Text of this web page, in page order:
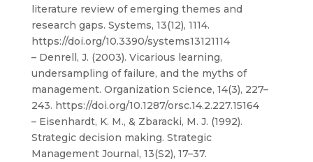
literature review of emerging themes and
research gaps. Systems, 13(12), 1114.
https://doi.org/10.3390/systems13121114
– Denrell, J. (2003). Vicarious learning,
undersampling of failure, and the myths of
management. Organization Science, 14(3), 227–
243. https://doi.org/10.1287/orsc.14.2.227.15164
– Eisenhardt, K. M., & Zbaracki, M. J. (1992).
Strategic decision making. Strategic
Management Journal, 13(S2), 17–37.